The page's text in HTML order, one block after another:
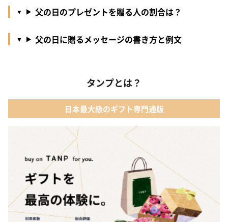
父の日のプレゼントを贈る人の割合は？
父の日に贈るメッセージの書き方と例文
タンプとは？
日本最大級のギフト専門通販